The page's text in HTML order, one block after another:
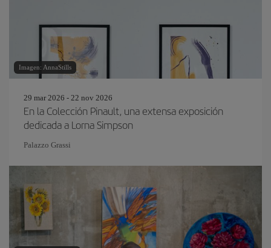
Imagen: AnnaStills
29 mar 2026 - 22 nov 2026
En la Colección Pinault, una extensa exposición
dedicada a Lorna Simpson
Palazzo Grassi